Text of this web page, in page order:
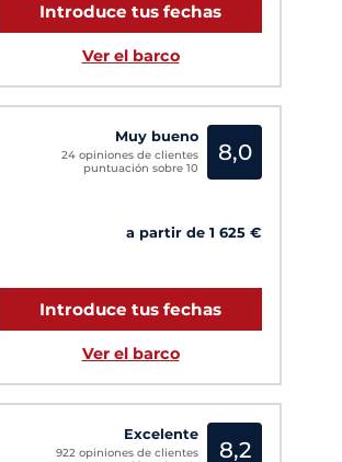
Introduce tus fechas
Ver el barco
Muy bueno
24 opiniones de clientes
puntuación sobre 10
8,0
a partir de 1 625 €
Introduce tus fechas
Ver el barco
Excelente
922 opiniones de clientes
8,2